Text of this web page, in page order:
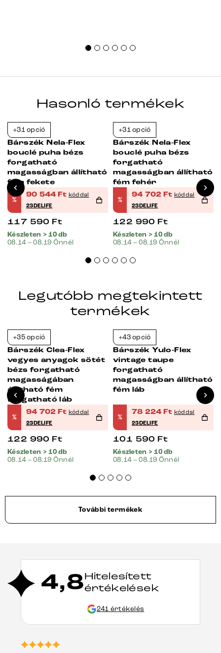
Hasonló termékek
+31 opció
Bárszék Nela-Flex
bouclé puha bézs
forgatható
magasságban állítható
fém fekete
%
90 544 Ft kóddal
23DELIFE
117 590 Ft
Készleten > 10 db
08.14 – 08.19 Önnél
+31 opció
Bárszék Nela-Flex
bouclé puha bézs
forgatható
magasságban állítható
fém fehér
%
94 702 Ft kóddal
23DELIFE
122 990 Ft
Készleten > 10 db
08.14 – 08.19 Önnél
Legutóbb megtekintett
termékek
+35 opció
Bárszék Clea-Flex
vegyes anyagok sötét
bézs forgatható
magasságában
állítható fém
forgatható láb
%
94 702 Ft kóddal
23DELIFE
122 990 Ft
Készleten > 10 db
08.14 – 08.19 Önnél
+43 opció
Bárszék Yulo-Flex
vintage taupe
forgatható
magasságban állítható
fém láb
%
78 224 Ft kóddal
23DELIFE
101 590 Ft
Készleten > 10 db
08.14 – 08.19 Önnél
További termékek
4,8Hitelesített
értékelések
241 értékelés